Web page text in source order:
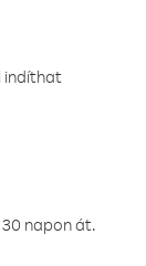
indíthat
napon át.